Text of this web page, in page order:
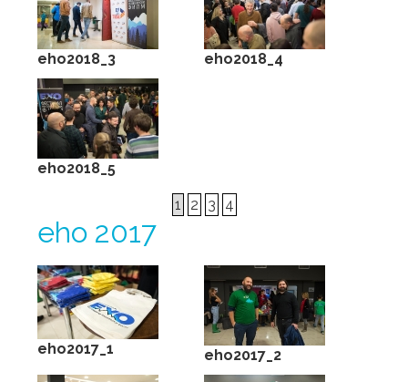
eho2018_3 eho2018_4
eho2018_5
1 2 3 4
eho 2017
eho2017_1 eho2017_2